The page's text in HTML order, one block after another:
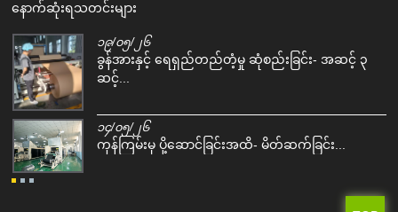
နောက်ဆုံးရသတင်းများ
၁၉/၀၅/၂၆
ခွန်အားနှင့် ရေရှည်တည်တံ့မှု ဆုံစည်းခြင်း- အဆင့် ၃
ဆင့်...
၁၄/၀၅/၂၆
ကုန်ကြမ်းမှ ပို့ဆောင်ခြင်းအထိ- မိတ်ဆက်ခြင်း...